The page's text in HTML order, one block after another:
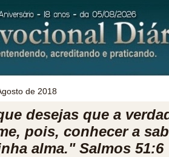
de 2018
desejas que a
pois, conhecer a
alma." Salmos 51:6